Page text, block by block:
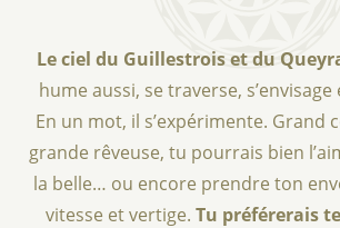
Le ciel du Guillestrois et du
hume aussi, se traverse, s’envisage
En un mot, il s’expérimente. Grand
grande rêveuse, tu pourrais bien
la belle… ou encore prendre ton
vitesse et vertige. Tu préférerais